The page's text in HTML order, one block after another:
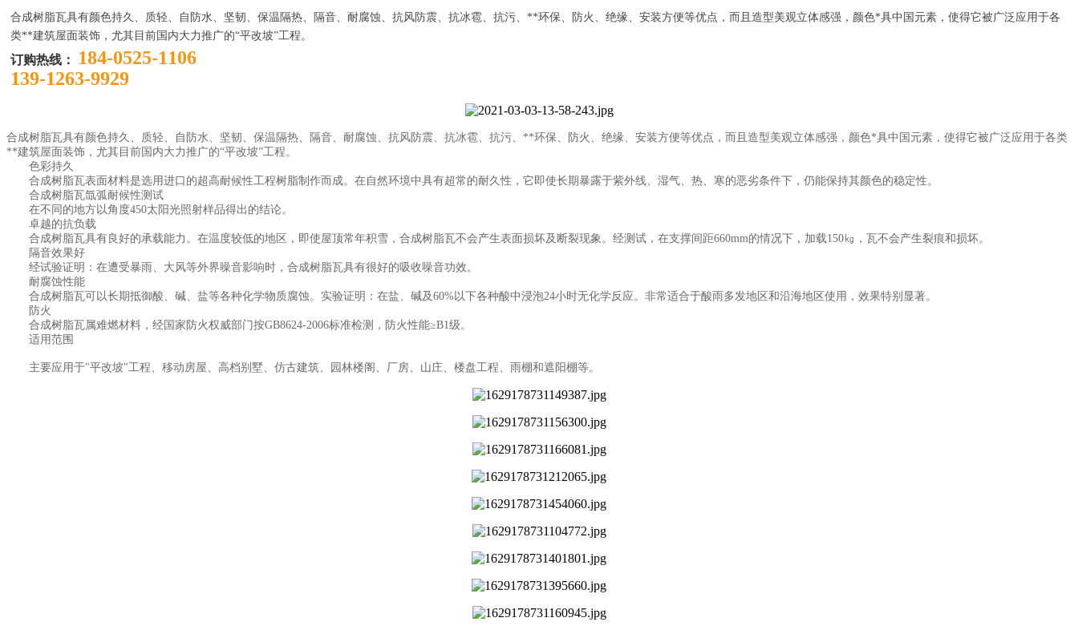
合成树脂瓦具有颜色持久、质轻、自防水、坚韧、保温隔热、隔音、耐腐蚀、抗风防震、抗冰雹、抗污、**环保、防火、绝缘、安装方便等优点，而且造型美观立体感强，颜色*具中国元素，使得它被广泛应用于各
类**建筑屋面装饰，尤其目前国内大力推广的“平改坡”工程。
订购热线：
184-0525-1106
139-1263-9929
合成树脂瓦具有颜色持久、质轻、自防水、坚韧、保温隔热、隔音、耐腐蚀、抗风防震、抗冰雹、抗污、**环保、防火、绝缘、安装方便等优点，而且造型美观立体感强，颜色*具中国元素，使得它被广泛应用于各类
**建筑屋面装饰，尤其目前国内大力推广的“平改坡”工程。
色彩持久
合成树脂瓦表面材料是选用进口的超高耐候性工程树脂制作而成。在自然环境中具有超常的耐久性，它即使长期暴露于紫外线、湿气、热、寒的恶劣条件下，仍能保持其颜色的稳定性。
合成树脂瓦氙弧耐候性测试
在不同的地方以角度450太阳光照射样品得出的结论。
卓越的抗负载
合成树脂瓦具有良好的承载能力。在温度较低的地区，即使屋顶常年积雪，合成树脂瓦不会产生表面损坏及断裂现象。经测试，在支撑间距660mm的情况下，加载150㎏，瓦不会产生裂痕和损坏。
隔音效果好
经试验证明：在遭受暴雨、大风等外界噪音影响时，合成树脂瓦具有很好的吸收噪音功效。
耐腐蚀性能
合成树脂瓦可以长期抵御酸、碱、盐等各种化学物质腐蚀。实验证明：在盐、碱及60%以下各种酸中浸泡24小时无化学反应。非常适合于酸雨多发地区和沿海地区使用，效果特别显著。
防火
合成树脂瓦属难燃材料，经国家防火权威部门按GB8624-2006标准检测，防火性能≥B1级。
适用范围
主要应用于"平改坡"工程、移动房屋、高档别墅、仿古建筑、园林楼阁、厂房、山庄、楼盘工程、雨棚和遮阳棚等。